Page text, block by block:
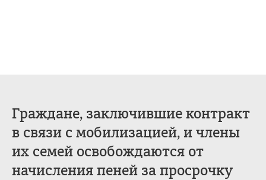
Граждане, заключившие контракт
в связи с мобилизацией, и члены
их семей освобождаются от
начисления пеней за просрочку